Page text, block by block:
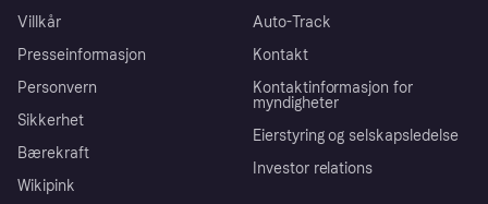
Villkår
Presseinformasjon
Personvern
Sikkerhet
Bærekraft
Wikipink
Auto-Track
Kontakt
Kontaktinformasjon for
myndigheter
Eierstyring og selskapsledelse
Investor relations